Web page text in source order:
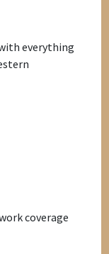
everything
coverage